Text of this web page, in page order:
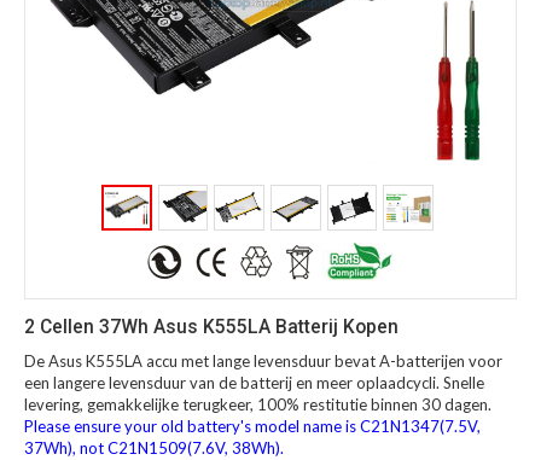
2 Cellen 37Wh Asus K555LA Batterij Kopen
De Asus K555LA accu met lange levensduur bevat A-batterijen voor
een langere levensduur van de batterij en meer oplaadcycli. Snelle
levering, gemakkelijke terugkeer, 100% restitutie binnen 30 dagen.
Please ensure your old battery's model name is C21N1347(7.5V,
37Wh), not C21N1509(7.6V, 38Wh).